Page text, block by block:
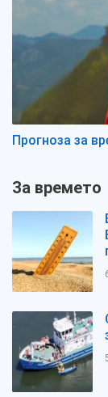
Прогноза за
За времето